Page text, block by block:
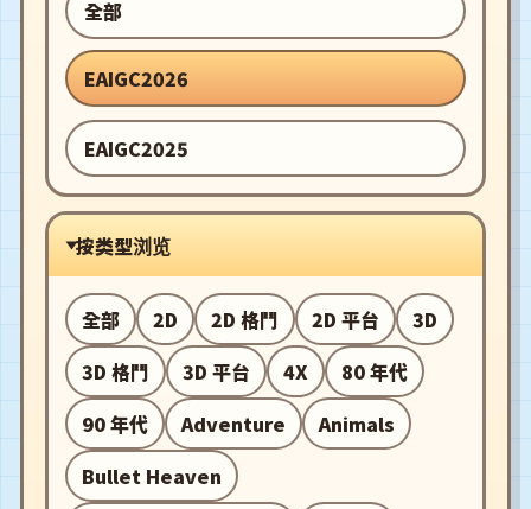
全部
EAIGC2026
EAIGC2025
按类型浏览
全部 2D 2D 格鬥 2D 平台
3D
3D 格鬥
3D 平台 4X
80 年代
90 年代
Adventure
Animals
Bullet Heaven